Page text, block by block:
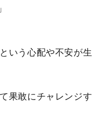
いう心配や不安が生
果敢にチャレンジす